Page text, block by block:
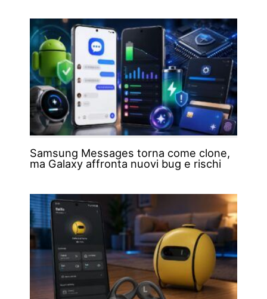
Samsung Messages torna come clone,
ma Galaxy affronta nuovi bug e rischi